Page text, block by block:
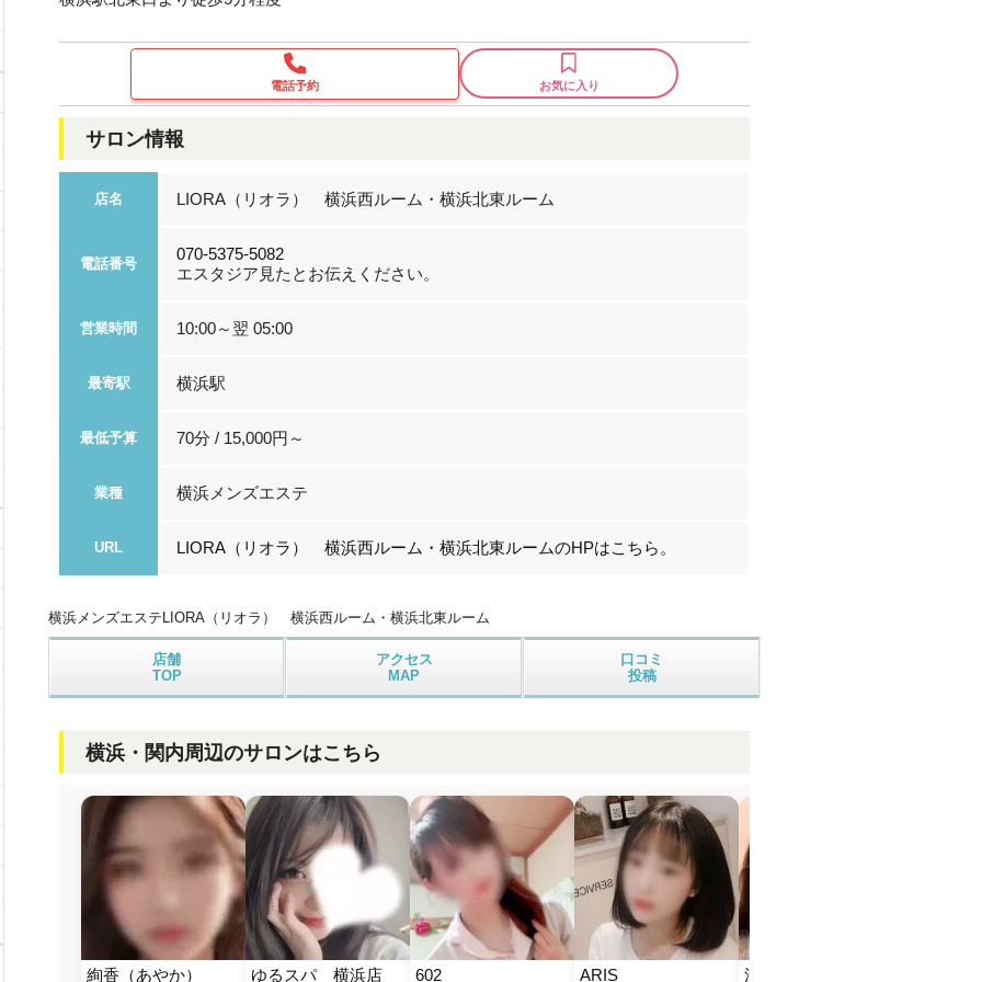
電話予約 お気に入り
サロン情報
店名 LIORA（リオラ） 横浜西ルーム・横浜北東ルーム
電話番号
070-5375-5082
エスタジア見たとお伝えください。
営業時間 10:00～翌 05:00
最寄駅 横浜駅
最低予算 70分 / 15,000円～
業種 横浜メンズエステ
URL LIORA（リオラ） 横浜西ルーム・横浜北東ルームのHPはこちら。
横浜メンズエステ LIORA（リオラ） 横浜西ルーム・横浜北東ルーム
店舗
TOP
アクセス
MAP
口コミ
投稿
横浜・関内周辺のサロンはこちら
絢香（あやか） ゆるスパ　横浜店 602 ARIS 浪漫小屋（ろうまんご